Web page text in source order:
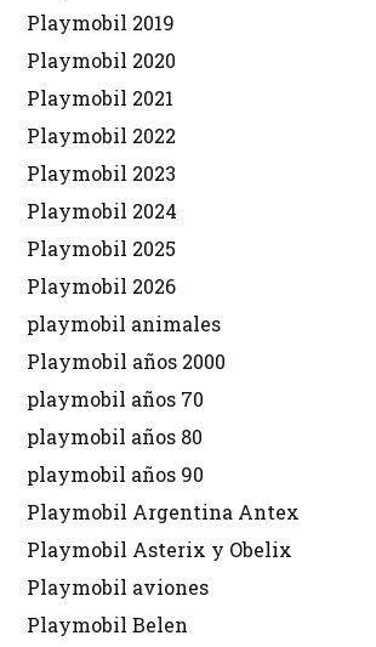
Playmobil 2019
Playmobil 2020
Playmobil 2021
Playmobil 2022
Playmobil 2023
Playmobil 2024
Playmobil 2025
Playmobil 2026
playmobil animales
Playmobil años 2000
playmobil años 70
playmobil años 80
playmobil años 90
Playmobil Argentina Antex
Playmobil Asterix y Obelix
Playmobil aviones
Playmobil Belen